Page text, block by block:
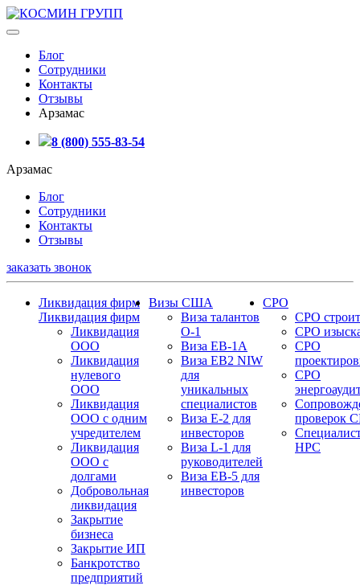
Блог
Сотрудники
Контакты
Отзывы
Арзамас
8 (800) 555-83-54
Арзамас
Блог
Сотрудники
Контакты
Отзывы
заказать звонок
Ликвидация фирм
Ликвидация фирм
Ликвидация
ООО
Ликвидация
нулевого
ООО
Ликвидация
ООО с одним
учредителем
Ликвидация
ООО с
долгами
Добровольная
ликвидация
Закрытие
бизнеса
Закрытие ИП
Банкротство
предприятий
Визы США
Виза талантов
О-1
Виза EB-1A
Виза EB2 NIW
для
уникальных
специалистов
Виза E-2 для
инвесторов
Виза L-1 для
руководителей
Виза EB-5 для
инвесторов
СРО
СРО
СРО
СРО
СРО
проверок
НРС